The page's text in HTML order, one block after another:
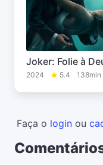
Joker: Folie à
2024 5.4 138min
Faça o login ou